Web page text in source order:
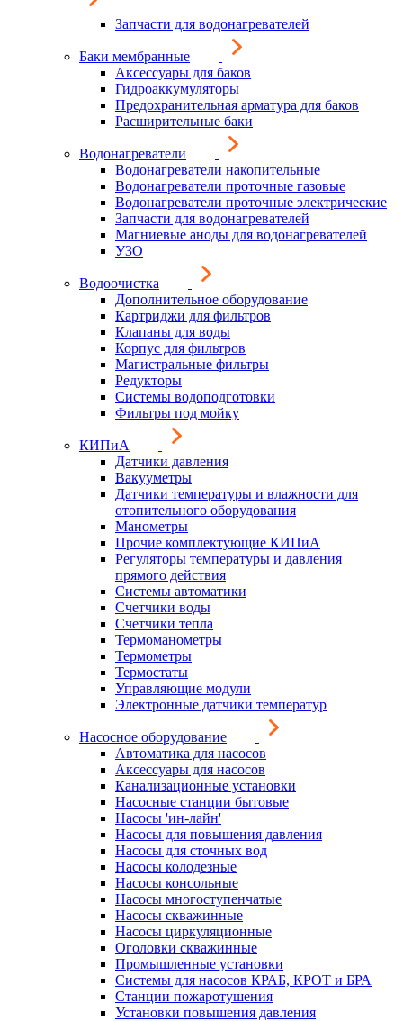
Запчасти для водонагревателей
Баки мембранные
Аксессуары для баков
Гидроаккумуляторы
Предохранительная арматура для баков
Расширительные баки
Водонагреватели
Водонагреватели накопительные
Водонагреватели проточные газовые
Водонагреватели проточные электрические
Запчасти для водонагревателей
Магниевые аноды для водонагревателей
УЗО
Водоочистка
Дополнительное оборудование
Картриджи для фильтров
Клапаны для воды
Корпус для фильтров
Магистральные фильтры
Редукторы
Системы водоподготовки
Фильтры под мойку
КИПиА
Датчики давления
Вакууметры
Датчики температуры и влажности для
отопительного оборудования
Манометры
Прочие комплектующие КИПиА
Регуляторы температуры и давления
прямого действия
Системы автоматики
Счетчики воды
Счетчики тепла
Термоманометры
Термометры
Термостаты
Управляющие модули
Электронные датчики температур
Насосное оборудование
Автоматика для насосов
Аксессуары для насосов
Канализационные установки
Насосные станции бытовые
Насосы 'ин-лайн'
Насосы для повышения давления
Насосы для сточных вод
Насосы колодезные
Насосы консольные
Насосы многоступенчатые
Насосы скважинные
Насосы циркуляционные
Оголовки скважинные
Промышленные установки
Системы для насосов КРАБ, КРОТ и БРА
Станции пожаротушения
Установки повышения давления